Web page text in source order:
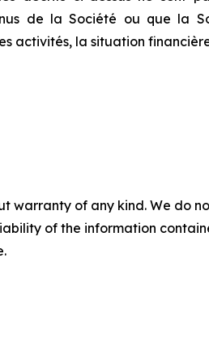
de la Société ou que la
la situation
warranty of any kind. We
of the information